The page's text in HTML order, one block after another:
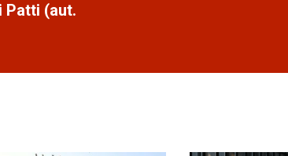
Patti (aut.